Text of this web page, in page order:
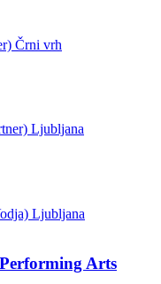
Črni vrh
Ljubljana
Ljubljana
Arts